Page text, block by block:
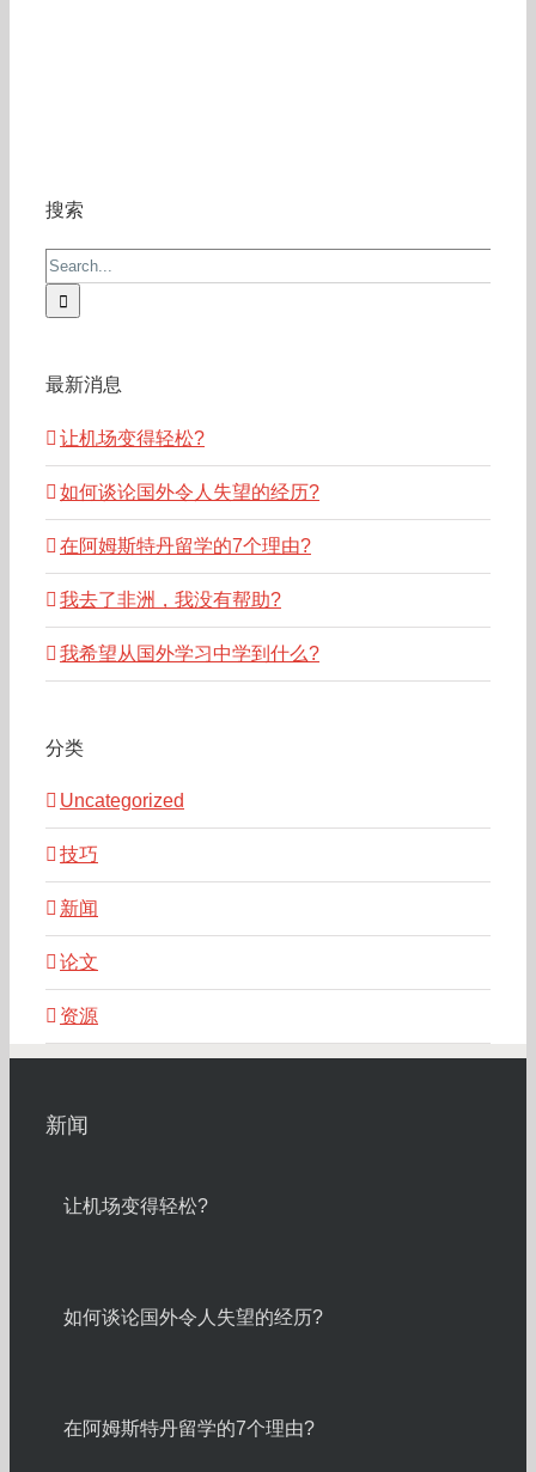
搜索
Search
for:
最新消息
让机场变得轻松?
如何谈论国外令人失望的经历?
在阿姆斯特丹留学的7个理由?
我去了非洲，我没有帮助?
我希望从国外学习中学到什么?
分类
Uncategorized
技巧
新闻
论文
资源
新闻
让机场变得轻松?
如何谈论国外令人失望的经历?
在阿姆斯特丹留学的7个理由?